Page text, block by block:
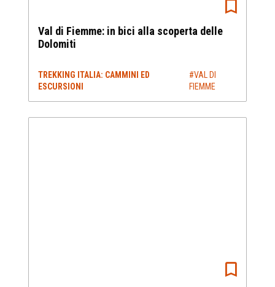
Val di Fiemme: in bici alla scoperta delle
Dolomiti
TREKKING ITALIA: CAMMINI ED
ESCURSIONI
#VAL DI
FIEMME